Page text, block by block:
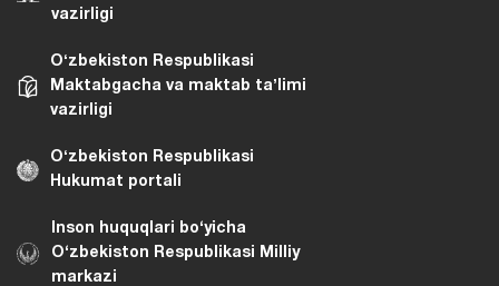
vazirligi
Oʻzbekiston Respublikasi
Maktabgacha va maktab taʼlimi
vazirligi
Oʻzbekiston Respublikasi
Hukumat portali
Inson huquqlari bo‘yicha
O‘zbekiston Respublikasi Milliy
markazi